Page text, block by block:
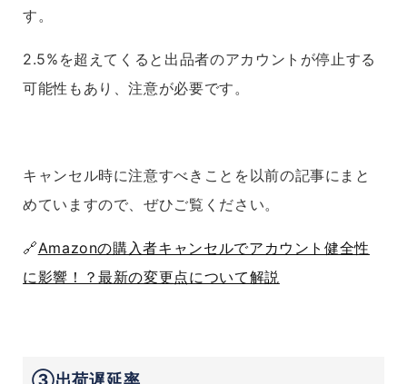
す。
2.5%を超えてくると出品者のアカウントが停止する
可能性もあり、注意が必要です。
キャンセル時に注意すべきことを以前の記事にまと
めていますので、ぜひご覧ください。
🔗Amazonの購入者キャンセルでアカウント健全性
に影響！？最新の変更点について解説
③出荷遅延率